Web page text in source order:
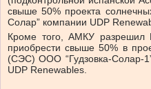
свыше 50% проекта
Солар” компании UDP
Кроме того, АМКУ разрешил
приобрести свыше 50% в
(СЭС) ООО “Гудзовка-Солар-
UDP Renewables.